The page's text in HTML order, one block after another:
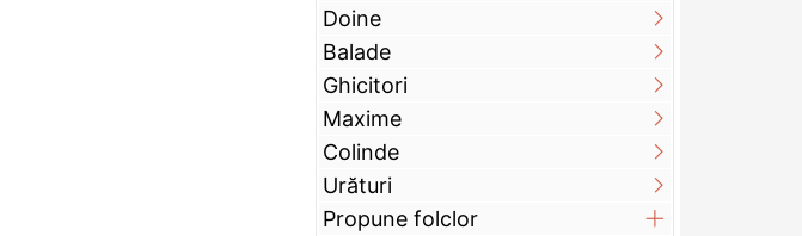
Doine
Balade
Ghicitori
Maxime
Colinde
Urături
Propune folclor